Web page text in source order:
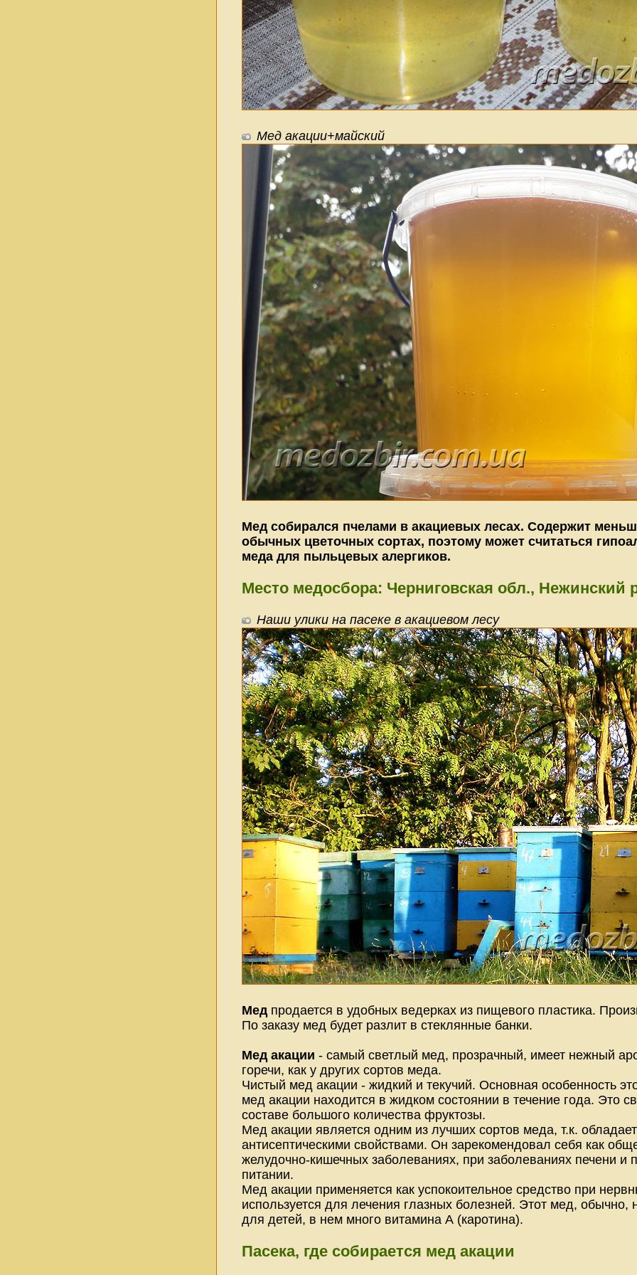
Мед акации+майский
Мед собирался пчелами в акациевых лесах. Cодержит
обычных цветочных сортах, поэтому может считаться
меда для пыльцевых алергиков.
Место медосбора: Черниговская обл., Нежинский
Наши улики на пасеке в акациевом лесу
Мед продается в удобных ведерках из пищевого пластика.
По заказу мед будет разлит в стеклянные банки.
Мед акации - самый светлый мед, прозрачный, имеет нежный
горечи, как у других сортов меда.
Чистый мед акации - жидкий и текучий. Основная особенность
мед акации находится в жидком состоянии в течение года. Это
составе большого количества фруктозы.
Мед акации является одним из лучших сортов меда, т.к.
антисептическими свойствами. Он зарекомендовал себя как
желудочно-кишечных заболеваниях, при заболеваниях печени и
питании.
Мед акации применяется как успокоительное средство при
используется для лечения глазных болезней. Этот мед,
для детей, в нем много витамина А (каротина).
Пасека, где собирается мед акации